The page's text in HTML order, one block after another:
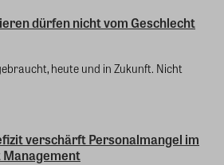
dürfen nicht vom Geschlecht
heute und in Zukunft. Nicht
verschärft Personalmangel im